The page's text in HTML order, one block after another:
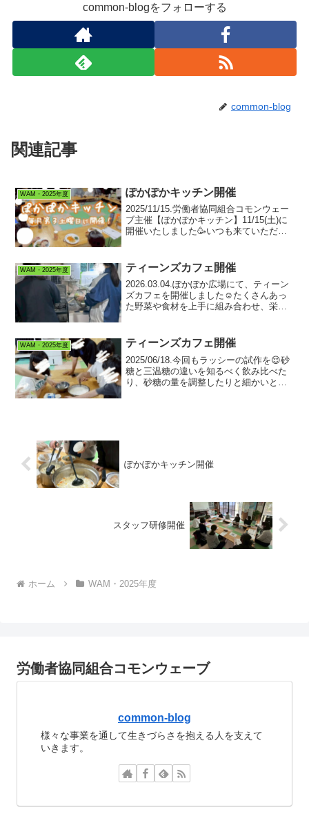
common-blogをフォローする
common-blog
関連記事
WAM・2025年度 ぽかぽかキッチン開催
2025/11/15.労働者協同組合コモンウェー
ブ主催【ぽかぽかキッチン】11/15(土)に
開催いたしました🥳いつも来ていただい
た🙌中学生の男の子が1歳のお子さんの
食...
WAM・2025年度 ティーンズカフェ開催
2026.03.04.ぽかぽか広場にて、ティーン
ズカフェを開催しました☺️たくさんあっ
た野菜や食材を上手に組み合わせ、栄養
フラワーのツナサラダ🥗・わかめ中華サ
ラダ・卵ス...
WAM・2025年度 ティーンズカフェ開催
2025/06/18.今回もラッシーの試作を😌砂
糖と三温糖の違いを知るべく飲み比べた
り、砂糖の量を調整したりと細かいとこ
ぽかぽかキッチン開催
スタッフ研修開催
ホーム WAM・2025年度
労働者協同組合コモンウェーブ
common-blog
様々な事業を通して生きづらさを抱える人を支えて
いきます。